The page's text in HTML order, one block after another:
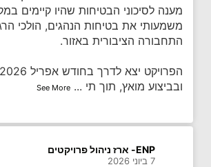
מענה לסיכוני הבטיחות שהיו קיימים
משמעותי את בטיחות הנהגים, הולכי
התחבורה הציבורית באזור.
ובביצוע מואץ, תוך תי ...
See More
ENP- ארז ניהול פרויקטים
7 ביוני 2026